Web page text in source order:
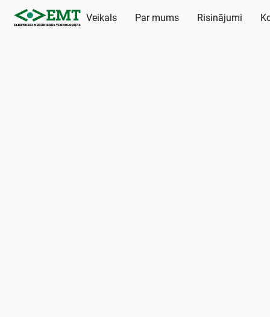
Veikals Par mums Risinājumi